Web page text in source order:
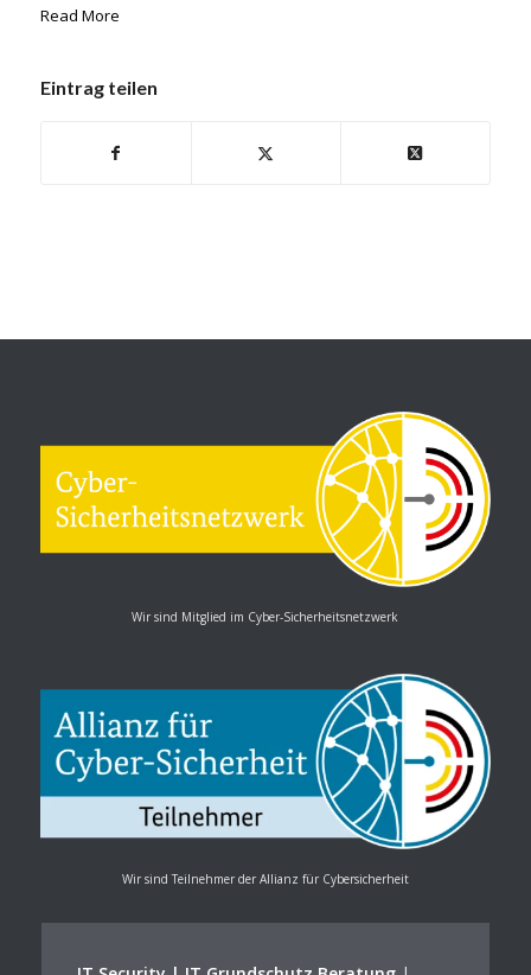
Read More
Eintrag teilen
Wir sind Mitglied im Cyber-Sicherheitsnetzwerk
Wir sind Teilnehmer der Allianz für Cybersicherheit